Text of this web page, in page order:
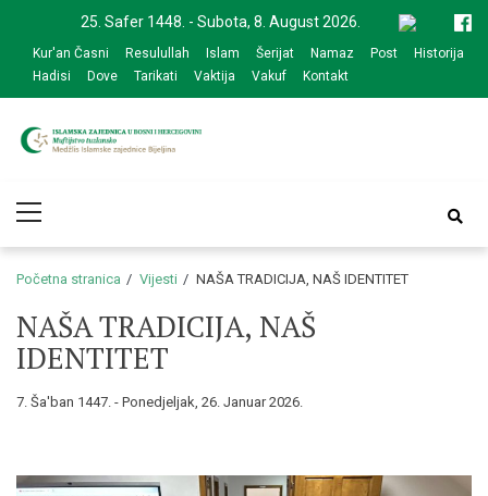
navigation
content
25. Safer 1448. - Subota, 8. August 2026.
Kur'an Časni Resulullah Islam Šerijat Namaz Post
Historija
Hadisi
Dove Tarikati Vaktija Vakuf Kontakt
zajednice Bijeljina
Menu
Početna stranica Vijesti NAŠA TRADICIJA, NAŠ IDENTITET
NAŠA TRADICIJA, NAŠ
IDENTITET
7. Ša'ban 1447. - Ponedjeljak, 26. Januar 2026.